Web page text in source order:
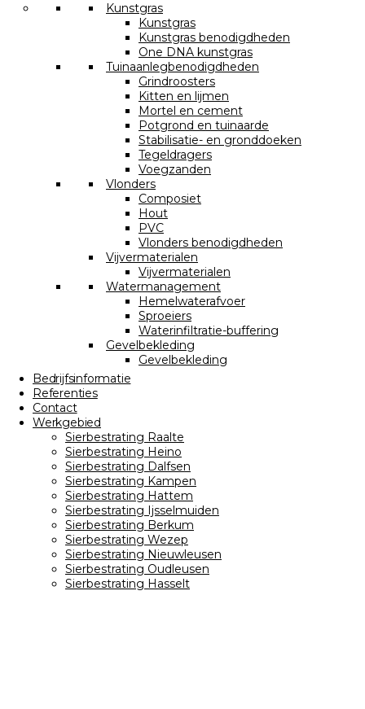
Kunstgras
Kunstgras
Kunstgras benodigdheden
One DNA kunstgras
Tuinaanlegbenodigdheden
Grindroosters
Kitten en lijmen
Mortel en cement
Potgrond en tuinaarde
Stabilisatie- en gronddoeken
Tegeldragers
Voegzanden
Vlonders
Composiet
Hout
PVC
Vlonders benodigdheden
Vijvermaterialen
Vijvermaterialen
Watermanagement
Hemelwaterafvoer
Sproeiers
Waterinfiltratie-buffering
Gevelbekleding
Gevelbekleding
Bedrijfsinformatie
Referenties
Contact
Werkgebied
Sierbestrating Raalte
Sierbestrating Heino
Sierbestrating Dalfsen
Sierbestrating Kampen
Sierbestrating Hattem
Sierbestrating Ijsselmuiden
Sierbestrating Berkum
Sierbestrating Wezep
Sierbestrating Nieuwleusen
Sierbestrating Oudleusen
Sierbestrating Hasselt